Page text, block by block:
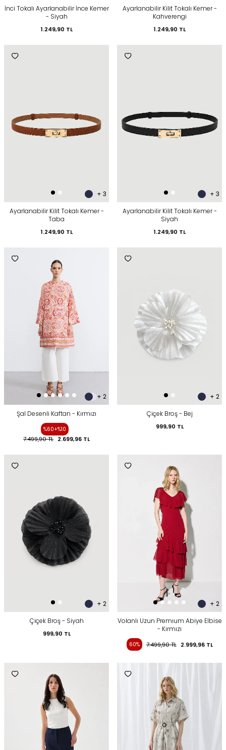
İnci Tokalı Ayarlanabilir İnce Kemer
- Siyah
1.249,90 TL
Ayarlanabilir Kilit Tokalı Kemer -
Kahverengi
1.249,90 TL
+ 3
Ayarlanabilir Kilit Tokalı Kemer -
Taba
1.249,90 TL
+ 3
Ayarlanabilir Kilit Tokalı Kemer -
Siyah
1.249,90 TL
+ 2
Şal Desenli Kaftan - Kırmızı
%60+%10
7.499,90TL 2.699,96 TL
+ 2
Çiçek Broş - Bej
999,90 TL
+ 2
Çiçek Broş - Siyah
999,90 TL
+ 2
Volanlı Uzun Premıum Abiye Elbise
- Kırmızı
60% 7.499,90TL 2.999,96TL